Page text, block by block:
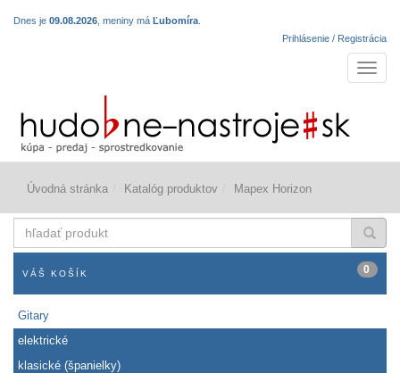
Dnes je 09.08.2026 , meniny má Ľubomíra
Prihlásenie / Registrácia
Úvodná stránka Katalóg produktov Mapex Horizon
produkt
VÁŠ KOŠÍK 0
Gitary
elektrické
klasické (španielky)